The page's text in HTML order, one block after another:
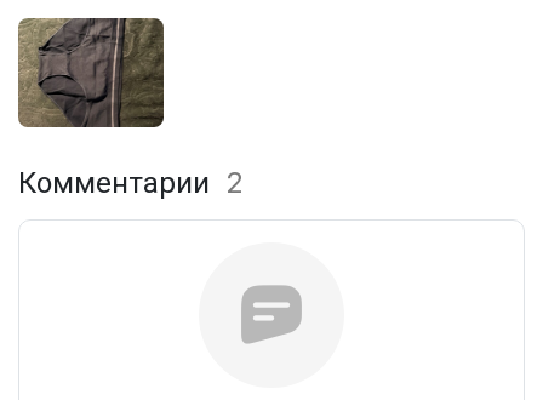
Комментарии 2